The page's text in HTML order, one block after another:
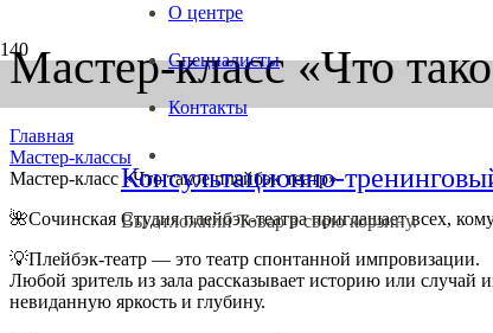
О центре
Специалисты
Контакты
Вы отложилиТоварв свою корзину.
Консультационно-
Мастер-класс «Что
Главная
Мастер-классы
Мастер-класс «Что такое плейбэк театр»
🌺Сочинская Студия плейбэк-театра приглашает всех,
💡Плейбэк-театр — это театр спонтанной импровизации.
Любой зритель из зала рассказывает историю или случай
невиданную яркость и глубину.